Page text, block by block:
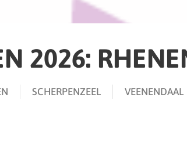
2026:
SCHERPENZEEL VEENENDAAL